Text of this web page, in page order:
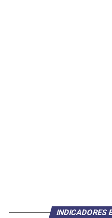
INDICADORES